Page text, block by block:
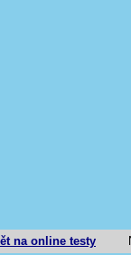
na online testy